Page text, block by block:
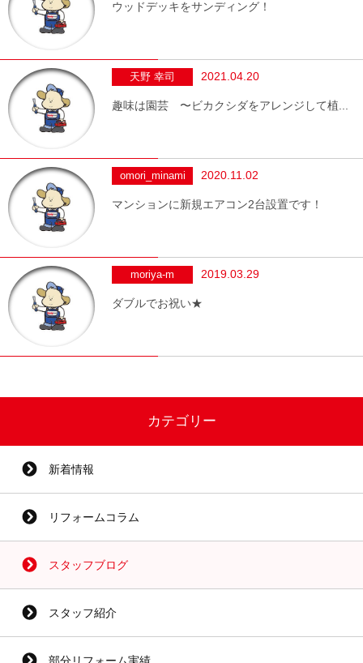
ウッドデッキをサンディング！
天野 幸司 2021.04.20
趣味は園芸 〜ビカクシダをアレンジして植...
omori_minami 2020.11.02
マンションに新規エアコン2台設置です！
moriya-m 2019.03.29
ダブルでお祝い★
カテゴリー
新着情報
リフォームコラム
スタッフブログ
スタッフ紹介
部分リフォーム実績